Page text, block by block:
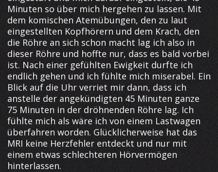
Minuten so über mich hergehen zu lassen. Mit
dem komischen Atemübungen, den zu laut
eingestellten Kopfhörern und dem Krach, den
die Röhre an sich schon macht lag ich also in
dieser Röhre und hoffte nur, dass es bald vorbei
ist. Nach einer gefühlten Ewigkeit durfte ich
endlich gehen und ich fühlte mich miserabel. Ein
Blick auf die Uhr verriet mir dann, dass ich
anstelle der angekündigten 45 Minuten ganze
75 Minuten in der dröhnenden Röhre lag. Ich
fühlte mich als wäre ich von einem Lastwagen
überfahren worden. Glücklicherweise hat das
MRI keine Herzfehler entdeckt und nur mit
einem etwas schlechteren Hörvermögen
hinterlassen.